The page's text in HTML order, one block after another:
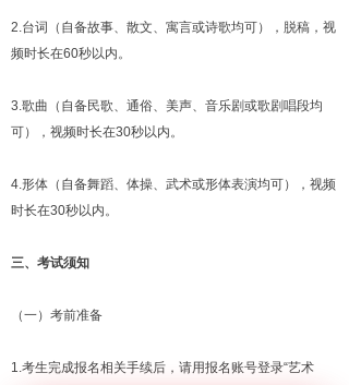
2.台词（自备故事、散文、寓言或诗歌均可），脱稿，视
频时长在60秒以内。
3.歌曲（自备民歌、通俗、美声、音乐剧或歌剧唱段均
可），视频时长在30秒以内。
4.形体（自备舞蹈、体操、武术或形体表演均可），视频
时长在30秒以内。
三、考试须知
（一）考前准备
1.考生完成报名相关手续后，请用报名账号登录“艺术